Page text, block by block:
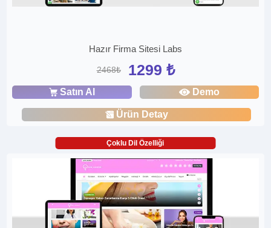
Hazır Firma Sitesi Labs
2468₺ 1299 ₺
Satın Al Demo
Ürün Detay
Çoklu Dil Özelliği